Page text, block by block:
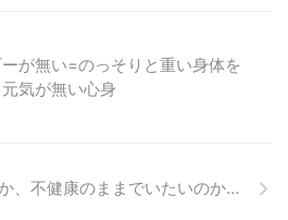
が無い=のっそりと重い身体を
気が無い心身
、不健康のままでいたいのか…